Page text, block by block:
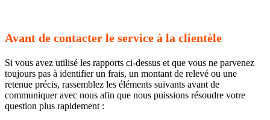
Avant de contacter le service à la clientèle
Si vous avez utilisé les rapports ci-dessus et que vous ne parvenez
toujours pas à identifier un frais, un montant de relevé ou une
retenue précis, rassemblez les éléments suivants avant de
communiquer avec nous afin que nous puissions résoudre votre
question plus rapidement :